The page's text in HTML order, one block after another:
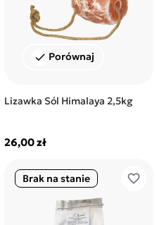
check Porównaj
Lizawka Sól Himalaya 2,5kg
26,00 zł
favorite_border
Brak na stanie